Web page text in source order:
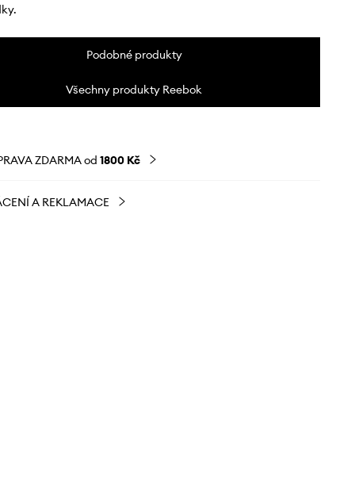
Podobné produkty
Všechny produkty Reebok
ZDARMA od 1800 Kč
A REKLAMACE